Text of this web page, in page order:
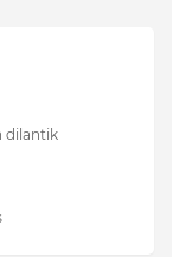
dilantik